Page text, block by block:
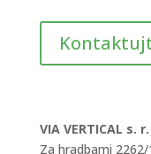
VIA VERTICAL s.
Za hradbami 2262/